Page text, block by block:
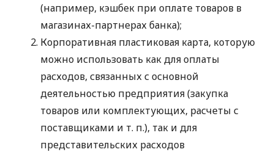
(например, кэшбек при оплате товаров в
магазинах-партнерах банка);
Корпоративная пластиковая карта, которую
можно использовать как для оплаты
расходов, связанных с основной
деятельностью предприятия (закупка
товаров или комплектующих, расчеты с
поставщиками и т. п.), так и для
представительских расходов